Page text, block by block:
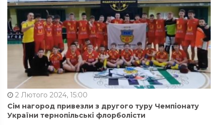
2 Лютого 2024, 15:00
Сім нагород привезли з другого туру Чемпіонату
України тернопільські флорболісти